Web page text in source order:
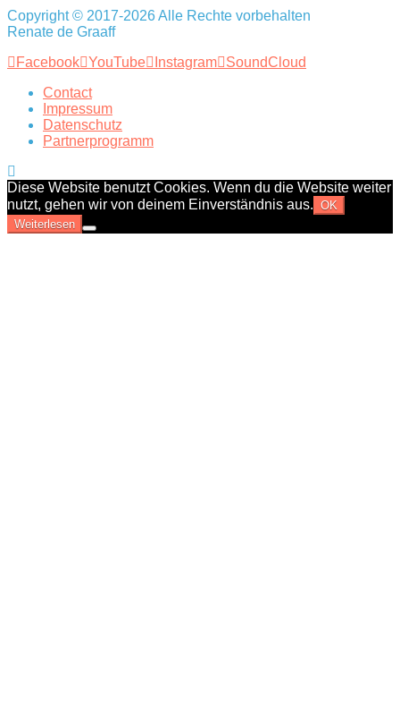
Copyright © 2017-2026 Alle Rechte vorbehalten
Renate de Graaff
Facebook YouTube Instagram
SoundCloud
Contact
Impressum
Datenschutz
Partnerprogramm
Diese Website benutzt Cookies. Wenn du die Website weiter
nutzt, gehen wir von deinem Einverständnis aus. OK
Weiterlesen